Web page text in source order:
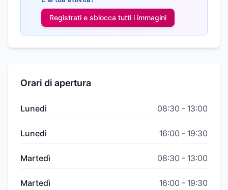
Registrati e sblocca tutti i immagini
Orari di apertura
Lunedì 08:30 - 13:00
Lunedì 16:00 - 19:30
Martedì 08:30 - 13:00
Martedì 16:00 - 19:30